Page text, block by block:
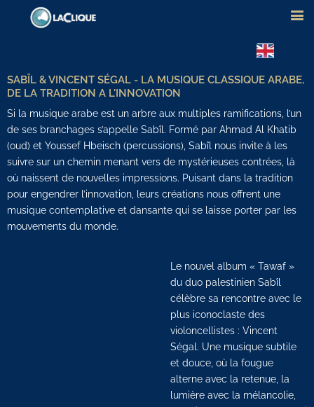
SABÎL & VINCENT SÉGAL - LA MUSIQUE CLASSIQUE ARABE,
DE LA TRADITION A L'INNOVATION
Si la musique arabe est un arbre aux multiples ramifications, l’un
de ses branchages s’appelle Sabîl. Formé par Ahmad Al Khatib
(oud) et Youssef Hbeisch (percussions), Sabîl nous invite à les
suivre sur un chemin menant vers de mystérieuses contrées, là
où naissent de nouvelles impressions. Puisant dans la tradition
pour engendrer l’innovation, leurs créations nous offrent une
musique contemplative et dansante qui se laisse porter par les
mouvements du monde.
Le nouvel album « Tawaf »
du duo palestinien Sabîl
célèbre sa rencontre avec le
plus iconoclaste des
violoncellistes : Vincent
Ségal. Une musique subtile
et douce, où la fougue
alterne avec la retenue, la
lumière avec la mélancolie,